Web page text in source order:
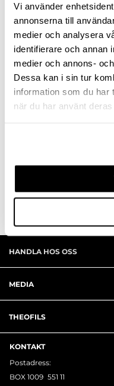
Vi använder
annonserna till
medier och analysera
identifierare och annan
medier och annons-
Dessa kan i sin tur
information som du har
när du har använt
Snabba leveranser
Hämta i butik
Ledande
BESKRIVNING
HANDLA HOS OSS
MEDIA
THEOFILS
KONTAKT
Postadress:
BOX 1009 551 11